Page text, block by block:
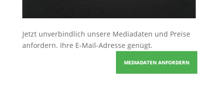
Jetzt unverbindlich unsere Mediadaten und Preise
anfordern. Ihre E-Mail-Adresse genügt.
MEDIADATEN ANFORDERN